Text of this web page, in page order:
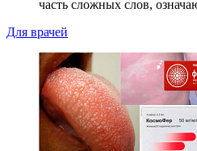
часть сложных слов,
Для врачей